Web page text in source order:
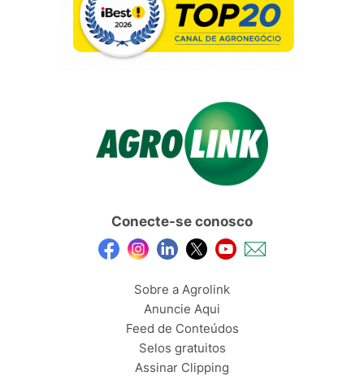
Conecte-se conosco
Sobre a Agrolink
Anuncie Aqui
Feed de Conteúdos
Selos gratuitos
Assinar Clipping